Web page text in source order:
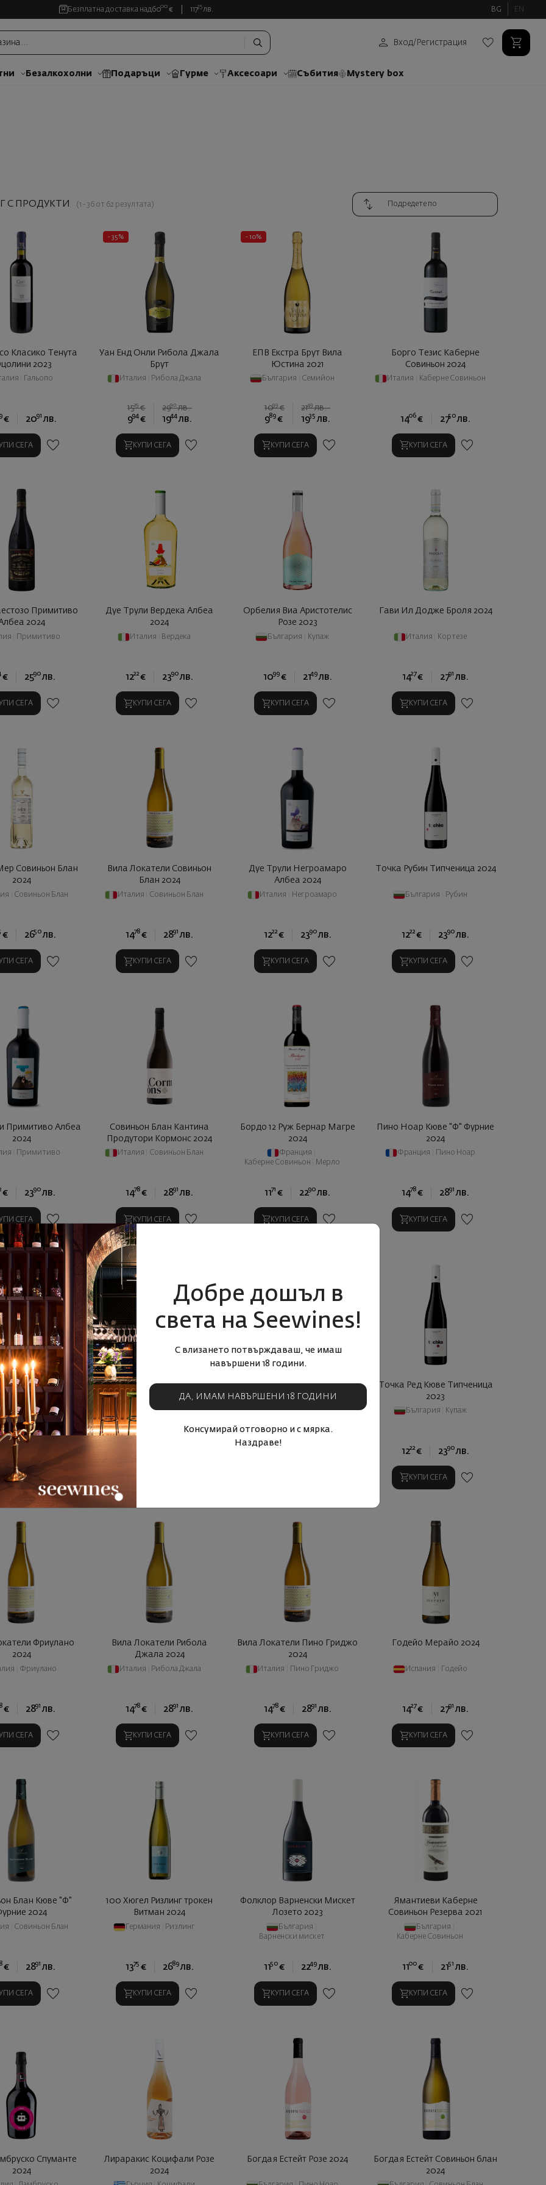
Безплатна доставка над6000 € 11735 лв. BG EN
Вход/ Регистрация
Безалкохолни Подаръци Гурме Аксесоари Събития Mystery box
С ПРОДУКТИ (1 - 36 от 62 резултата)
Класико Тенута
2023
Гальопо
€ 2091 лв.
СЕГА
- 35%
Уан Енд Онли Рибола Джала
Брут
Италия Рибола Джала
1529 € 2990 лв.
994 € 1944 лв.
КУПИ СЕГА
- 10%
ЕПВ Екстра Брут Вила
Юстина 2021
България Семийон
1099 € 2149 лв.
989 € 1935 лв.
КУПИ СЕГА
Борго Тезис Каберне
Совиньон 2024
Италия Каберне Совиньон
1406 € 2750 лв.
КУПИ СЕГА
Примитиво
2024
Примитиво
€ 2590 лв.
СЕГА
Дуе Трули Вердека Албеа
2024
Италия Вердека
1222 € 2390 лв.
КУПИ СЕГА
Орбелия Виа Аристотелис
Розе 2023
България Купаж
1099 € 2149 лв.
КУПИ СЕГА
Гави Ил Додже Броля 2024
Италия Кортезе
1427 € 2791 лв.
КУПИ СЕГА
Совиньон Блан
2024
Совиньон Блан
€ 2650 лв.
СЕГА
Вила Локатели Совиньон
Блан 2024
Италия Совиньон Блан
1478 € 2891 лв.
КУПИ СЕГА
Дуе Трули Негроамаро
Албеа 2024
Италия Негроамаро
1222 € 2390 лв.
КУПИ СЕГА
Точка Рубин Типченица 2024
България Рубин
1222 € 2390 лв.
КУПИ СЕГА
Примитиво Албеа
2024
Примитиво
€ 2390 лв.
СЕГА
Совиньон Блан Кантина
Продутори Кормонс 2024
Италия Совиньон Блан
1478 € 2891 лв.
КУПИ СЕГА
Бордо 12 Руж Бернар Магре
2024
Франция
Каберне Совиньон
Мерло
1171 € 2290 лв.
КУПИ СЕГА
Пино Ноар Кюве "Ф" Фурние
2024
Франция Пино Ноар
1478 € 2891 лв.
КУПИ СЕГА
Шардоне 2024
Шардоне
СЕГА
Вионие Seewines Selection
България | Вионие
Точка Уайт Кюве Типченица
2024
България | Купаж
Точка Ред Кюве Типченица
2023
България Купаж
1222 € 2390 лв.
КУПИ СЕГА
Фриулано
2024
Фриулано
€ 2891 лв.
СЕГА
Вила Локатели Рибола
Джала 2024
Италия Рибола Джала
1478 € 2891 лв.
КУПИ СЕГА
Вила Локатели Пино Гриджо
2024
Италия Пино Гриджо
1478 € 2891 лв.
КУПИ СЕГА
Годейо Мерайо 2024
Испания Годейо
1427 € 2791 лв.
КУПИ СЕГА
Блан Кюве "Ф"
2024
Совиньон Блан
€ 2891 лв.
СЕГА
100 Хюгел Ризлинг трокен
Витман 2024
Германия Ризлинг
1375 € 2689 лв.
КУПИ СЕГА
Фолклор Варненски Мискет
Лозето 2023
България
Варненски мискет
1150 € 2249 лв.
КУПИ СЕГА
Ямантиеви Каберне
Совиньон Резерва 2021
България
Каберне Совиньон
1100 € 2151 лв.
КУПИ СЕГА
Спуманте
2024
Лираракис Коцифали Розе
2024
Богдая Естейт Розе 2024
Богдая Естейт Совиньон блан
2024
Добре дошъл в
света на Seewines!
С влизането потвърждаваш, че имаш
навършени 18 години.
ДА, ИМАМ НАВЪРШЕНИ 18 ГОДИНИ
Консумирай отговорно и с мярка.
Наздраве!